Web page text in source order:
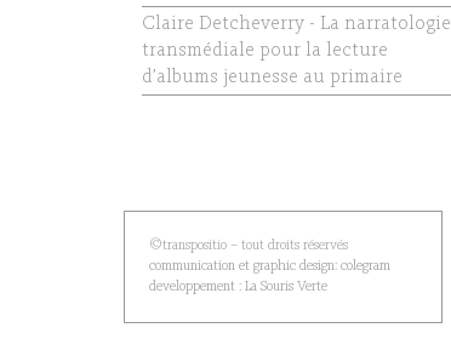
Claire Detcheverry - La narratologie
transmédiale pour la lecture
d’albums jeunesse au primaire
©transpositio – tout droits réservés
communication et graphic design: colegram
developpement : La Souris Verte